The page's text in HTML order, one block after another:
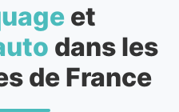
et
dans les
de France